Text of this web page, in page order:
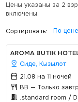
Цены указаны за 2
включены.
Сортировать: По цене
AROMA BUTIK
Сиде, Кызылот
21.08 на 11 ночей
BB — Только
.­standard room /